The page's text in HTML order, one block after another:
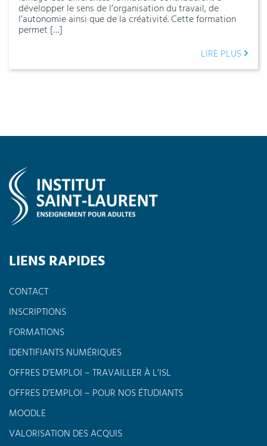
développer le sens de l’organisation du travail, de
l’autonomie ainsi que de la créativité. Cette formation
permet […]
LIRE PLUS
LIENS RAPIDES
CONTACT
INSCRIPTIONS
FORMATIONS
IDENTIFIANTS NUMÉRIQUES
OFFRES D’EMPLOI – TRAVAILLER À L’ISL
OFFRES D’EMPLOI – POUR NOS ÉTUDIANTS
MOODLE
VALORISATION DES ACQUIS